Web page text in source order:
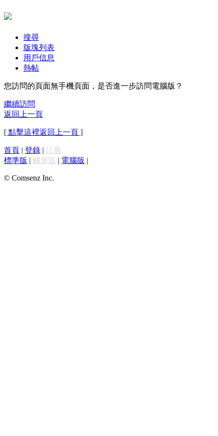
搜尋
版塊列表
用戶信息
熱帖
您訪問的頁面無手機頁面，是否進一步訪問電腦版？
繼續訪問
返回上一頁
[ 點擊這裡返回上一頁 ]
首頁 | 登錄 | 註冊
標準版 | 觸屏版 | 電腦版 |
© Comsenz Inc.